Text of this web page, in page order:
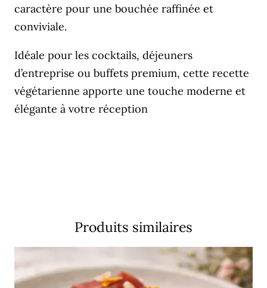
caractère pour une bouchée raffinée et
conviviale.
Idéale pour les cocktails, déjeuners
d’entreprise ou buffets premium, cette recette
végétarienne apporte une touche moderne et
élégante à votre réception
Produits similaires